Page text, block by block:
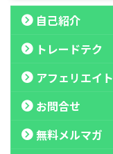
自己紹介
トレードテク
アフェリエイト
お問合せ
無料メルマガ